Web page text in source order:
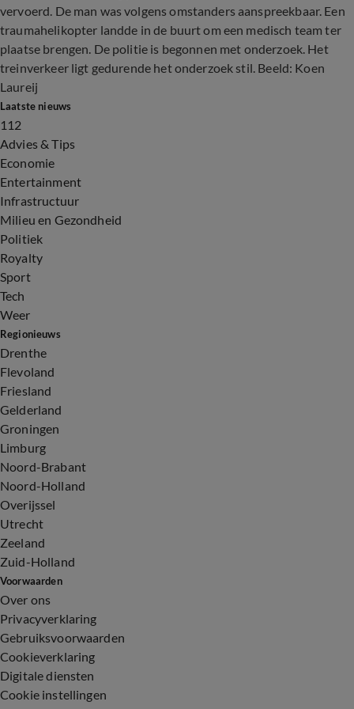
vervoerd. De man was volgens omstanders aanspreekbaar. Een
traumahelikopter landde in de buurt om een medisch team ter
plaatse brengen. De politie is begonnen met onderzoek. Het
treinverkeer ligt gedurende het onderzoek stil. Beeld: Koen
Laureij
Laatste nieuws
112
Advies & Tips
Economie
Entertainment
Infrastructuur
Milieu en Gezondheid
Politiek
Royalty
Sport
Tech
Weer
Regionieuws
Drenthe
Flevoland
Friesland
Gelderland
Groningen
Limburg
Noord-Brabant
Noord-Holland
Overijssel
Utrecht
Zeeland
Zuid-Holland
Voorwaarden
Over ons
Privacyverklaring
Gebruiksvoorwaarden
Cookieverklaring
Digitale diensten
Cookie instellingen